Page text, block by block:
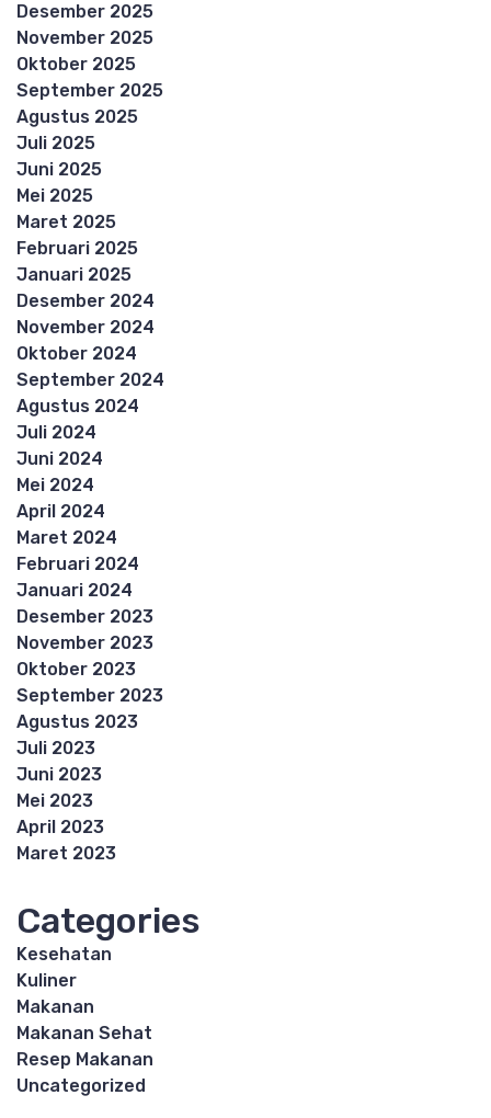
Desember 2025
November 2025
Oktober 2025
September 2025
Agustus 2025
Juli 2025
Juni 2025
Mei 2025
Maret 2025
Februari 2025
Januari 2025
Desember 2024
November 2024
Oktober 2024
September 2024
Agustus 2024
Juli 2024
Juni 2024
Mei 2024
April 2024
Maret 2024
Februari 2024
Januari 2024
Desember 2023
November 2023
Oktober 2023
September 2023
Agustus 2023
Juli 2023
Juni 2023
Mei 2023
April 2023
Maret 2023
Categories
Kesehatan
Kuliner
Makanan
Makanan Sehat
Resep Makanan
Uncategorized